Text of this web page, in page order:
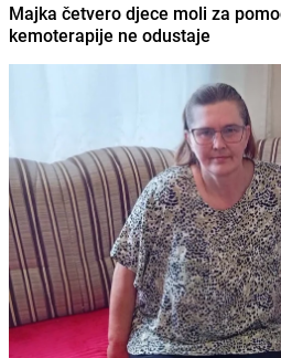
Majka četvero djece moli za
kemoterapije ne odustaje